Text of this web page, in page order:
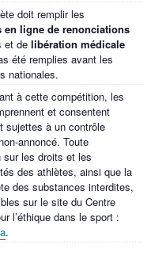
doit remplir les
en ligne de renonciations
et de libération médicale
été remplies avant les
nationales.
à cette compétition, les
et consentent
sujettes à un contrôle
annoncé. Toute
sur les droits et les
des athlètes, ainsi que la
des substances interdites,
sur le site du Centre
l’éthique dans le sport :
.